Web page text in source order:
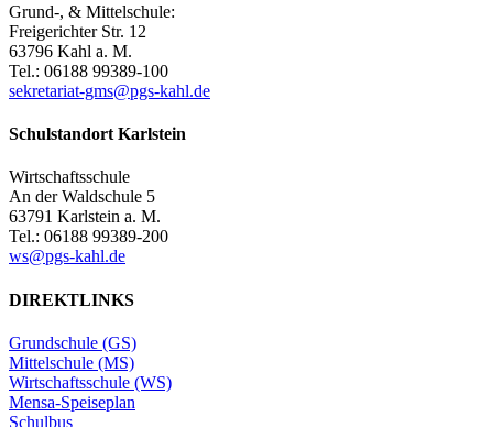
Grund-, & Mittelschule:
Freigerichter Str. 12
63796 Kahl a. M.
Tel.: 06188 99389-100
sekretariat-gms@pgs-kahl.de
Schulstandort Karlstein
Wirtschaftsschule
An der Waldschule 5
63791 Karlstein a. M.
Tel.: 06188 99389-200
ws@pgs-kahl.de
DIREKTLINKS
Grundschule (GS)
Mittelschule (MS)
Wirtschaftsschule (WS)
Mensa-Speiseplan
Schulbus